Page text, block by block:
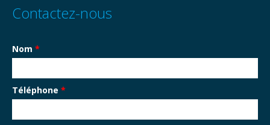
Contactez-nous
Nom *
Téléphone *